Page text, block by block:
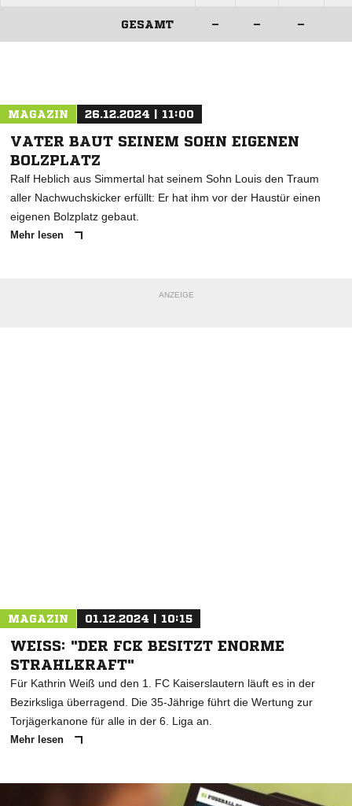
GESAMT – – –
MAGAZIN 26.12.2024 | 11:00
VATER BAUT SEINEM SOHN EIGENEN
BOLZPLATZ
Ralf Heblich aus Simmertal hat seinem Sohn Louis den Traum
aller Nachwuchskicker erfüllt: Er hat ihm vor der Haustür einen
eigenen Bolzplatz gebaut.
Mehr lesen
ANZEIGE
MAGAZIN 01.12.2024 | 10:15
WEISS: "DER FCK BESITZT ENORME S
TRAHLKRAFT"
Für Kathrin Weiß und den 1. FC Kaiserslautern läuft es in der
Bezirksliga überragend. Die 35-Jährige führt die Wertung zur
Torjägerkanone für alle in der 6. Liga an.
Mehr lesen